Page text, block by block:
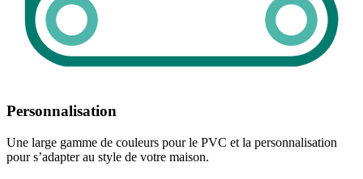
Personnalisation
Une large gamme de couleurs pour le PVC et la personnalisation
pour s’adapter au style de votre maison.